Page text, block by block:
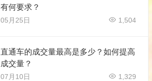
有何要求？
05月25日 1,504
直通车的成交量最高是多少？如何提高
成交量？
07月10日 1,329